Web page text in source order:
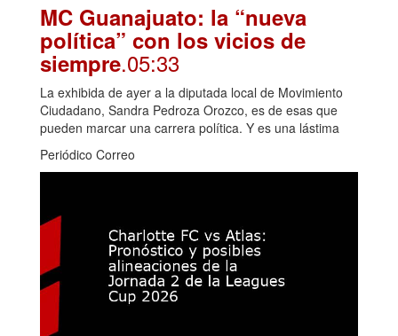
MC Guanajuato: la “nueva
política” con los vicios de
siempre.05:33
La exhibida de ayer a la diputada local de Movimiento
Ciudadano, Sandra Pedroza Orozco, es de esas que
pueden marcar una carrera política. Y es una lástima
Periódico Correo